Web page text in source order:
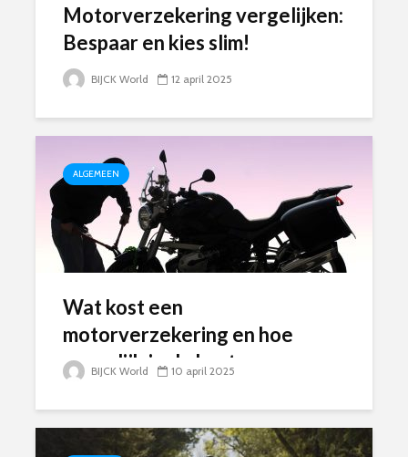
Motorverzekering vergelijken:
Bespaar en kies slim!
BIJCK World 12 april 2025
ALGEMEEN
Wat kost een
motorverzekering en hoe
vergelijk je de beste
BIJCK World 10 april 2025